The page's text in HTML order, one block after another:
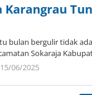
Karangrau
bulan bergulir tidak
Sokaraja
15/06/2025